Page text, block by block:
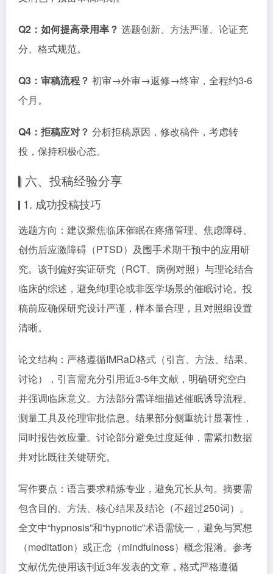
Q2：如何提高录用率？ 选题创新、方法严谨、论证充
分、格式规范。
Q3：审稿流程？ 初审→外审→返修→终审，全程约3-6
个月。
Q4：拒稿应对？ 分析拒稿原因，修改稿件，考虑转
投，保持积极心态。
六、投稿经验分享
1. 成功投稿技巧
选题方向：建议聚焦临床催眠在疼痛管理、焦虑障碍、
创伤后应激障碍（PTSD）及围手术期干预中的应用研
究。该刊偏好实证研究（RCT、病例对照）与理论结合
临床的综述，避免纯理论或非医学场景的催眠讨论。投
稿前应确保研究设计严谨，样本量合理，且对照组设置
清晰。
论文结构：严格遵循IMRaD格式（引言、方法、结果、
讨论），引言需充分引用近3-5年文献，明确研究空白
并强调临床意义。方法部分需详细描述催眠诱导流程、
测量工具及伦理审批信息。结果部分侧重统计显著性，
同时报告效应量。讨论部分避免过度延伸，需紧扣数据
并对比既往关键研究。
写作要点：语言要求精炼专业，避免冗长从句。摘要需
包含目的、方法、核心结果及结论（不超过250词）。
全文中“hypnosis”和“hypnotic”术语需统一，避免与冥想
（meditation）或正念（mindfulness）概念混淆。参考
文献优先使用该刊近3年发表的文章，格式严格遵循